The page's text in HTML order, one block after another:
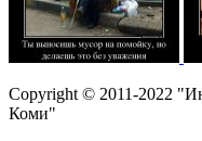
Copyright © 2011-2022
Коми"